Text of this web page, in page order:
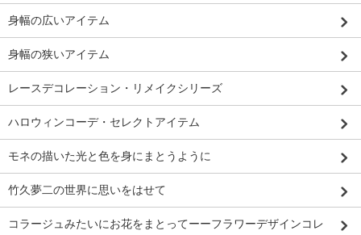
身幅の広いアイテム
身幅の狭いアイテム
レースデコレーション・リメイクシリーズ
ハロウィンコーデ・セレクトアイテム
モネの描いた光と色を身にまとうように
竹久夢二の世界に思いをはせて
コラージュみたいにお花をまとってーーフラワーデザインコレ